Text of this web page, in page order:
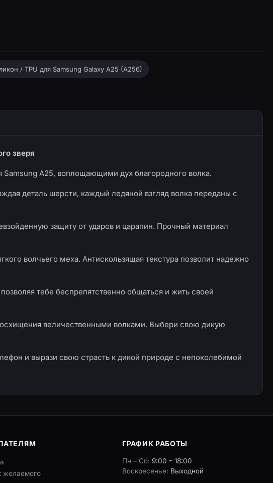
/ TPU для Samsung Galaxy A25 (A256)
зверя
A25, воплощающими дух благородного волка.
деталь шерсти, каждый ледяной взгляд волка переданы с
защиту от ударов и царапин. Прочный материал
волчьего меха. Антискользящая текстура позволит надежно
тебе беспрепятственно общаться и жить своей
величественными волками. Выбери свою дикую
и вырази свою страсть к дикой природе с непоколебимой
желаемого
ГРАФИК РАБОТЫ
Пн – Сб: 9:00 – 18:00
Воскресенье: Выходной